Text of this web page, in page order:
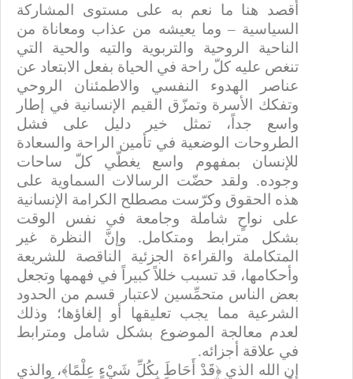
أقصد هنا ما نعم به على مستوى المشاركة
السياسية – وما يعيشه من عذاب ومعاناة من
الناحية الروحية والتربوية والتيه والحية التي
تنغص عليه كلّ راحة في الحياة بفعل الابتعاد عن
عناصر الهدوء النفسي والاطمئنان الروحي
وتفكك الأسرة وتمزّق القيم الإنسانية في إطار
واسع جداً، تمثل خير دليل على فشل
الطروحات الوضعية في تأمين الراحة والسعادة
للإنسان بمفهوم واسع يغطّي كلّ ساحات
وجوده. ولقد حضّت الرسالات السماوية على
هذه الحقوق وكرّست مصطلح الكرامة الإنسانية
على نواحٍ شاملة وجامعة في نفس الوقت
بشكل مترابط ومتكامل. وإنَّ النظرة غير
المتكاملة والقراءة الجزئية الناقصة للشريعة
وأحكامها، قد تسبب خللاً كبيراً في فهمها وتجعل
بعض الناس متحمِّسين لاعتبار قسم من الحدود
الشرعية مما يجب تعليقها أو إلغاؤها؛ وذلك
لعدم معالجة الموضوع بشكل شامل ومترابط
في علاقة أجزائه.
إن الله الذي ﴿قَدْ أَحَاطَ بِكُلِّ شَيْءٍ عِلْمًا﴾، والذي